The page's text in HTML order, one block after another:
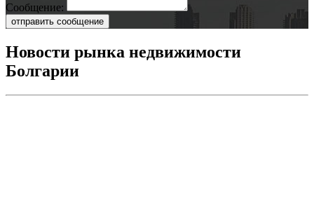
Сообщение:
отправить сообщение
Новости рынка недвижимости
Болгарии